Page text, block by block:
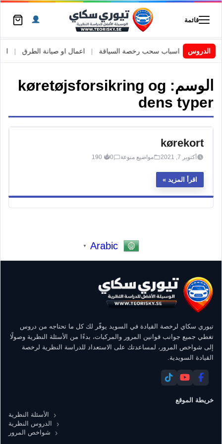
قائمة
الدروسالسويد | اسباب سحب رخصة السياقة اعمال او صيانة الطرق
الوسم: køretøjsforsikring og
dens typer
kørekort
أكتوبر 7, 2021 مواضيع منوعة 0
190
اقرأ المزيد
Arabic
▼
تيوري سكاي لرخصة القيادة في السويد يوفّر لك كل ما تحتاجه من دروس
تغطي جميع جوانب قوانين المرور والمركبات، بدءًا من الأسئلة النظرية وصولًا
إلى شواخص المرور، لمساعدتك على الاستعداد للدراسة النظرية لرخصة
القيادة السويدية.
خريطة الموقع
الأسئلة النظرية
الدروس النظرية
شواخص المرور